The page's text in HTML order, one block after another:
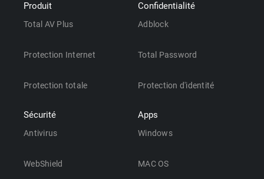
Produit
Total AV Plus
Protection Internet
Protection totale
Sécurité
Antivirus
WebShield
Confidentialité
Adblock
Total Password
Protection d'identité
Apps
Windows
MAC OS